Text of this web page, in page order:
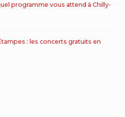
programme vous attend à Chilly-
: les concerts gratuits en